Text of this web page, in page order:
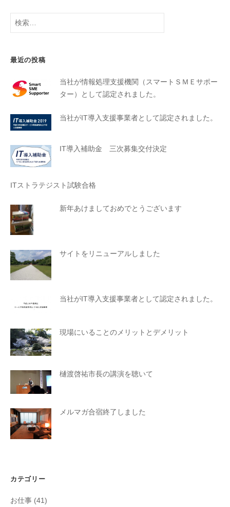
最近の投稿
当社が情報処理支援機関（スマートＳＭＥサポー
ター）として認定されました。
当社がIT導入支援事業者として認定されました。
IT導入補助金 三次募集交付決定
ITストラテジスト試験合格
新年あけましておめでとうございます
サイトをリニューアルしました
当社がIT導入支援事業者として認定されました。
現場にいることのメリットとデメリット
樋渡啓祐市長の講演を聴いて
メルマガ合宿終了しました
カテゴリー
お仕事 (41)